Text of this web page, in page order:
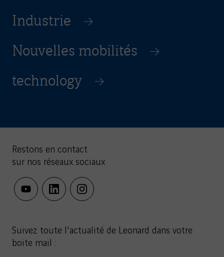
Industrie
Nouvelles mobilités
technology
Restons en contact
sur nos réseaux sociaux
youtubelinkedininstagram
Suivez toute l'actualité de Leonard dans votre
boite mail :